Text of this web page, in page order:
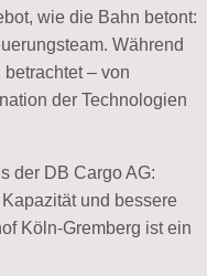
wie die Bahn betont:
Während
– von
der Technologien
der DB Cargo AG:
und bessere
Köln-Gremberg ist ein